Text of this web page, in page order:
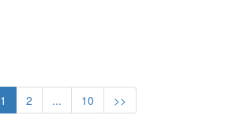
1 2 ... 10 >>